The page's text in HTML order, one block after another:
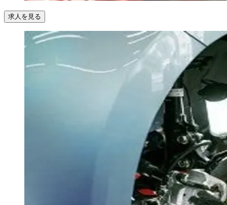
求人を見る